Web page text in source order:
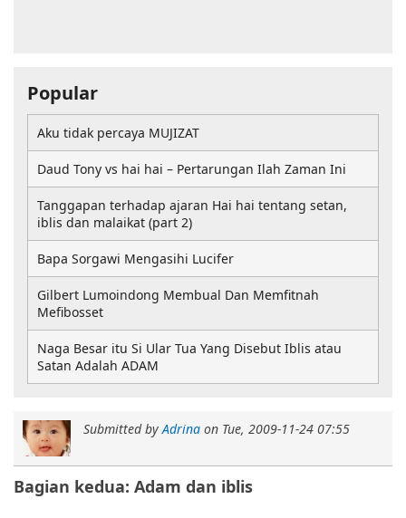
Submitted byAdrina on Tue, 2009-11-24 07:55
Bagian kedua: Adam dan iblis
Popular
Aku tidak percaya MUJIZAT
Daud Tony vs hai hai – Pertarungan Ilah Zaman Ini
Tanggapan terhadap ajaran Hai hai tentang setan,
iblis dan malaikat (part 2)
Bapa Sorgawi Mengasihi Lucifer
Gilbert Lumoindong Membual Dan Memfitnah
Mefibosset
Naga Besar itu Si Ular Tua Yang Disebut Iblis atau
Satan Adalah ADAM